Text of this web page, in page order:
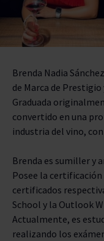
Brenda Nadia
de Marca de
Graduada
convertido en una
industria del vino,
Brenda es sumiller y
Posee la certificación
certificados
School y la Outlook
Actualmente, es
realizando los
VINOS
DO
UVA
TIPO